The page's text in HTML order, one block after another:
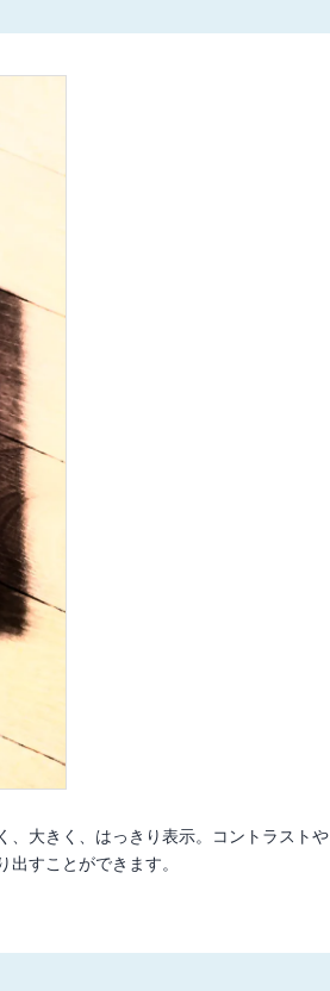
、大きく、はっきり表示。コントラストや
すことができます。